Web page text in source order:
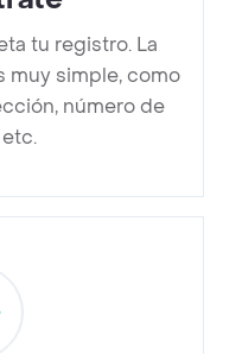
tu registro. La
muy simple, como
número de